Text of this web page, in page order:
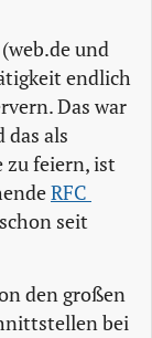
und
endlich
Das war
das als
zu feiern, ist
RFC
seit
den großen
bei